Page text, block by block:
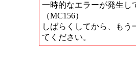
一時的なエラーが発生し
（MC156）
しばらくしてから、もう
てください。